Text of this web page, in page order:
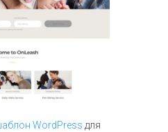
WordPress для